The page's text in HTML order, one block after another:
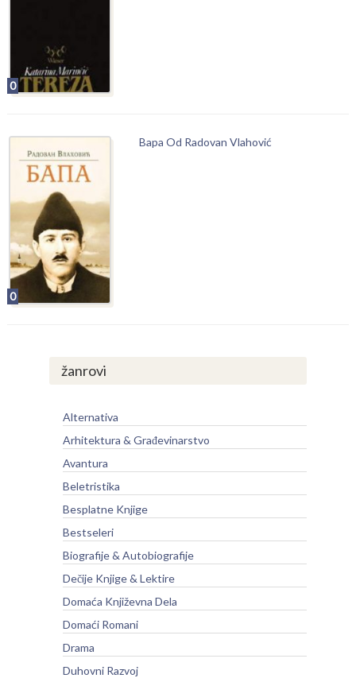
0
0
Bapa Od Radovan Vlahović
žanrovi
Alternativa
Arhitektura & Građevinarstvo
Avantura
Beletristika
Besplatne Knjige
Bestseleri
Biografije & Autobiografije
Dečije Knjige & Lektire
Domaća Književna Dela
Domaći Romani
Drama
Duhovni Razvoj